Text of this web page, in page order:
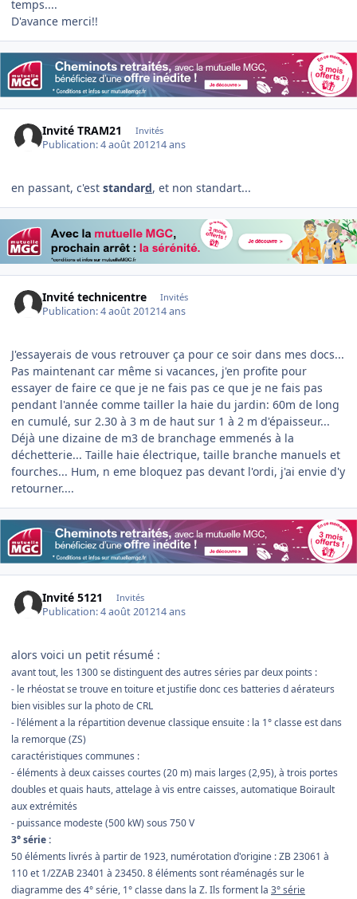
temps....
D'avance merci!!
Invité TRAM21 Invités
Publication:4 août 201214 ans
en passant, c'est standard, et non standart...
Invité technicentre Invités
Publication:4 août 201214 ans
J'essayerais de vous retrouver ça pour ce soir dans mes docs...
Pas maintenant car même si vacances, j'en profite pour
essayer de faire ce que je ne fais pas ce que je ne fais pas
pendant l'année comme tailler la haie du jardin: 60m de long
en cumulé, sur 2.30 à 3 m de haut sur 1 à 2 m d'épaisseur...
Déjà une dizaine de m3 de branchage emmenés à la
déchetterie... Taille haie électrique, taille branche manuels et
fourches... Hum, n eme bloquez pas devant l'ordi, j'ai envie d'y
retourner....
Invité 5121 Invités
Publication:4 août 201214 ans
alors voici un petit résumé :
avant tout, les 1300 se distinguent des autres séries par deux points :
- le rhéostat se trouve en toiture et justifie donc ces batteries d aérateurs
bien visibles sur la photo de CRL
- l'élément a la répartition devenue classique ensuite : la 1° classe est dans
la remorque (ZS)
caractéristiques communes :
- éléments à deux caisses courtes (20 m) mais larges (2,95), à trois portes
doubles et quais hauts, attelage à vis entre caisses, automatique Boirault
aux extrémités
- puissance modeste (500 kW) sous 750 V
3° série :
50 éléments livrés à partir de 1923, numérotation d'origine : ZB 23061 à
110 et 1/2ZAB 23401 à 23450. 8 éléments sont réaménagés sur le
diagramme des 4° série, 1° classe dans la Z. Ils forment la 3° série